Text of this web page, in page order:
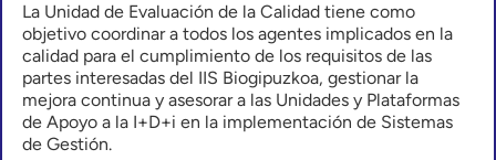
La Unidad de Evaluación de la Calidad tiene como
objetivo coordinar a todos los agentes implicados en la
calidad para el cumplimiento de los requisitos de las
partes interesadas del IIS Biogipuzkoa, gestionar la
mejora continua y asesorar a las Unidades y Plataformas
de Apoyo a la I+D+i en la implementación de Sistemas
de Gestión.